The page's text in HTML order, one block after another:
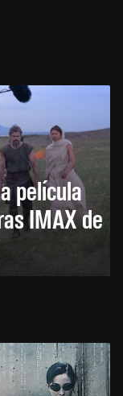
película
IMAX de